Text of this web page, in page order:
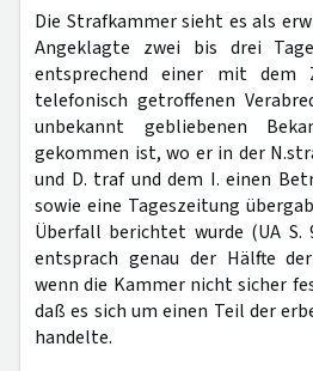
Die Strafkammer sieht es als
Angeklagte zwei bis drei
entsprechend einer mit dem
telefonisch getroffenen
unbekannt gebliebenen
gekommen ist, wo er in der
und D. traf und dem I. einen
sowie eine Tageszeitung
Überfall berichtet wurde (UA S.
entsprach genau der Hälfte
wenn die Kammer nicht sicher
daß es sich um einen Teil der
handelte.